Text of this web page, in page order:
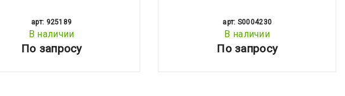
арт: 925189
В наличии
По запросу
арт: S0004230
В наличии
По запросу